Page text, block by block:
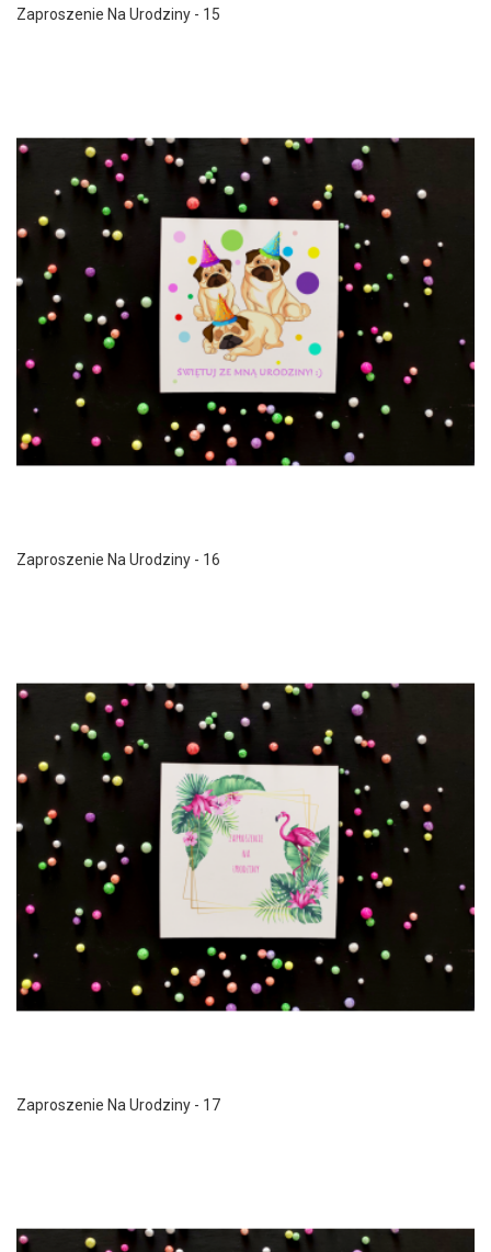
Zaproszenie Na Urodziny - 15
Zaproszenie Na Urodziny - 16
Zaproszenie Na Urodziny - 17